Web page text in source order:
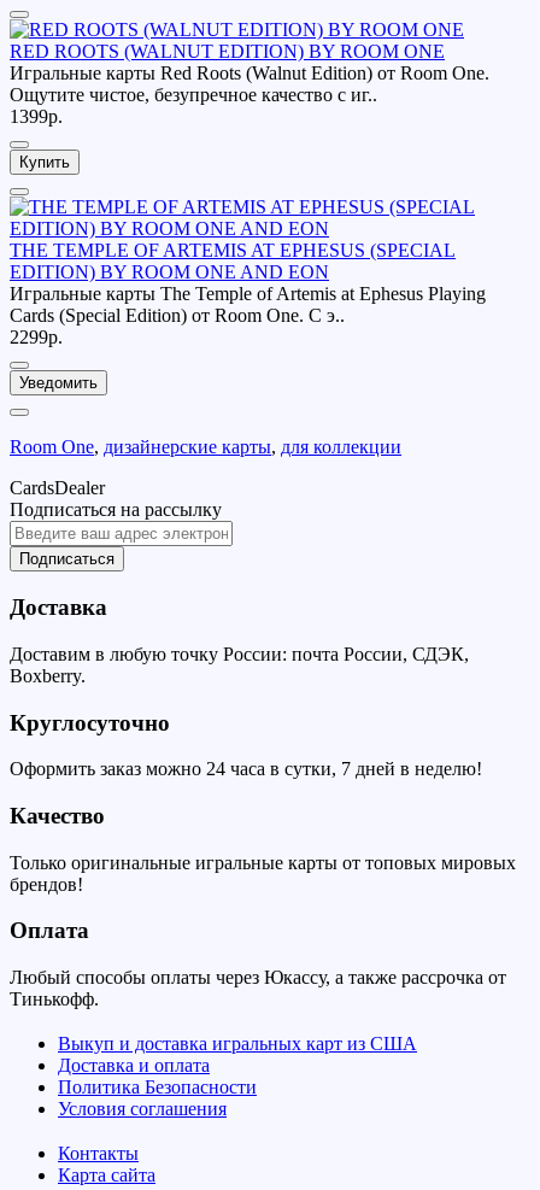
RED ROOTS (WALNUT EDITION) BY ROOM ONE
Игральные карты Red Roots (Walnut Edition) от Room One.
Ощутите чистое, безупречное качество с иг..
1399р.
Купить
THE TEMPLE OF ARTEMIS AT EPHESUS (SPECIAL
EDITION) BY ROOM ONE AND EON
Игральные карты The Temple of Artemis at Ephesus Playing
Cards (Special Edition) от Room One. С э..
2299р.
Уведомить
Room One, дизайнерские карты, для коллекции
CardsDealer
Подписаться на рассылку
Подписаться
Доставка
Доставим в любую точку России: почта России, СДЭК,
Boxberry.
Круглосуточно
Оформить заказ можно 24 часа в сутки, 7 дней в неделю!
Качество
Только оригинальные игральные карты от топовых мировых
брендов!
Оплата
Любый способы оплаты через Юкассу, а также рассрочка от
Тинькофф.
Выкуп и доставка игральных карт из США
Доставка и оплата
Политика Безопасности
Условия соглашения
Контакты
Карта сайта